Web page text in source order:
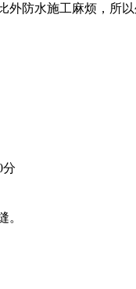
外防水施工麻烦，所
分
。